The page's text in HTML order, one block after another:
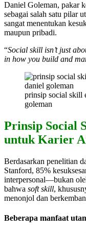
Daniel Goleman, pakar
sebagai salah satu pilar
sangat menentukan
maupun pribadi.
“Social skill isn’t just
in how you build and
prinsip social skill
goleman
Prinsip Social
untuk Karier
Berdasarkan penelitian
Stanford, 85%
interpersonal—bukan
bahwa soft skill,
menonjol dan
Beberapa manfaat